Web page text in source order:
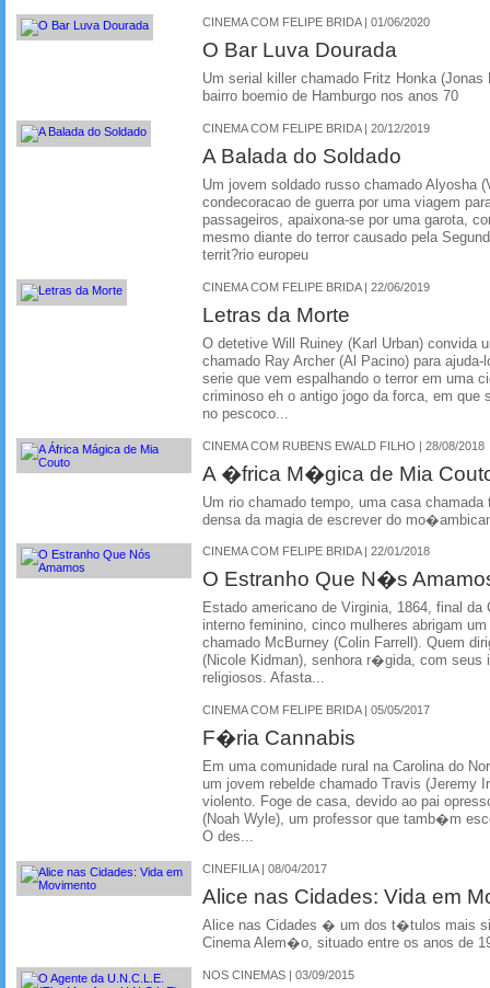
CINEMA COM FELIPE BRIDA | 01/06/2020
O Bar Luva Dourada
Um serial killer chamado Fritz Honka
bairro boemio de Hamburgo nos anos 70
CINEMA COM FELIPE BRIDA | 20/12/2019
A Balada do Soldado
Um jovem soldado russo chamado Alyosha
condecoracao de guerra por uma viagem
passageiros, apaixona-se por uma garota,
mesmo diante do terror causado pela
territ?rio europeu
CINEMA COM FELIPE BRIDA | 22/06/2019
Letras da Morte
O detetive Will Ruiney (Karl Urban) convida
chamado Ray Archer (Al Pacino) para
serie que vem espalhando o terror em uma
criminoso eh o antigo jogo da forca, em que
no pescoco...
CINEMA COM RUBENS EWALD FILHO | 28/08/2018
A �frica M�gica de Mia
Um rio chamado tempo, uma casa
densa da magia de escrever do
CINEMA COM FELIPE BRIDA | 22/01/2018
O Estranho Que N�s
Estado americano de Virginia, 1864, final
interno feminino, cinco mulheres abrigam
chamado McBurney (Colin Farrell). Quem
(Nicole Kidman), senhora r�gida, com
religiosos. Afasta...
CINEMA COM FELIPE BRIDA | 05/05/2017
F�ria Cannabis
Em uma comunidade rural na Carolina do
um jovem rebelde chamado Travis (Jeremy
violento. Foge de casa, devido ao pai
(Noah Wyle), um professor que tamb�m
O des...
CINEFILIA | 08/04/2017
Alice nas Cidades: Vida em
Alice nas Cidades � um dos t�tulos mais
Cinema Alem�o, situado entre os anos de
NOS CINEMAS | 03/09/2015